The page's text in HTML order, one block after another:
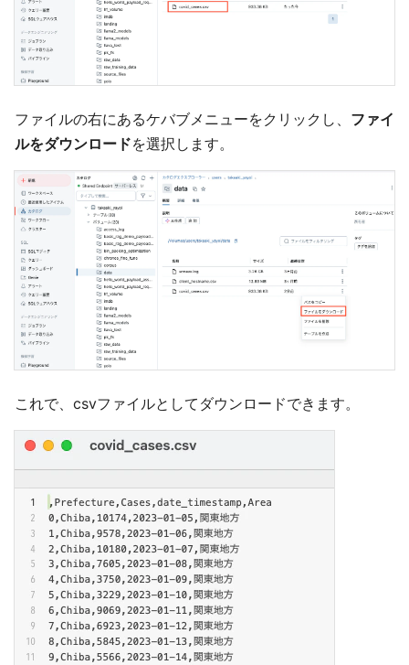
ファイルの右にあるケバブメニューをクリックし、 ファイ
ルをダウンロードを選択します。
これで、csvファイルとしてダウンロードできます。